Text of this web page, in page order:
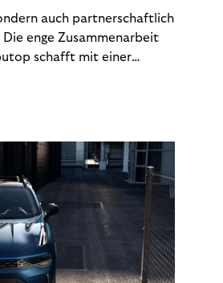
auch partnerschaftlich
enge Zusammenarbeit
schafft mit einer
Mehrwerte für Händler.